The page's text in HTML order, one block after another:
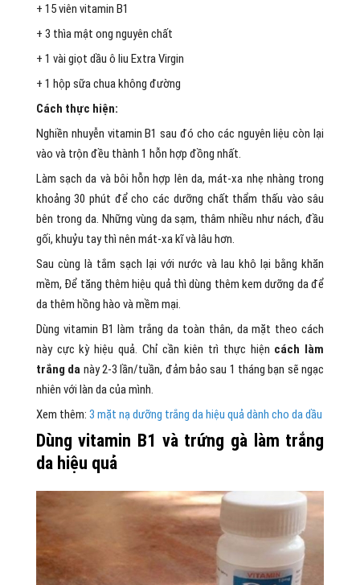
+ 15 viên vitamin B1
+ 3 thìa mật ong nguyên chất
+ 1 vài giọt dầu ô liu Extra Virgin
+ 1 hộp sữa chua không đường
Cách thực hiện:
Nghiền nhuyễn vitamin B1 sau đó cho các nguyên liệu còn lại
vào và trộn đều thành 1 hỗn hợp đồng nhất.
Làm sạch da và bôi hỗn hợp lên da, mát-xa nhẹ nhàng trong
khoảng 30 phút để cho các dưỡng chất thẩm thấu vào sâu
bên trong da. Những vùng da sạm, thâm nhiều như nách, đầu
gối, khuỷu tay thì nên mát-xa kĩ và lâu hơn.
Sau cùng là tắm sạch lại với nước và lau khô lại bằng khăn
mềm, Để tăng thêm hiệu quả thì dùng thêm kem dưỡng da để
da thêm hồng hào và mềm mại.
Dùng vitamin B1 làm trắng da toàn thân, da mặt theo cách
này cực kỳ hiệu quả. Chỉ cần kiên trì thực hiện cách làm
trắng da này 2-3 lần/tuần, đảm bảo sau 1 tháng bạn sẽ ngạc
nhiên với làn da của mình.
Xem thêm: 3 mặt nạ dưỡng trắng da hiệu quả dành cho da dầu
Dùng vitamin B1 và trứng gà làm trắng
da hiệu quả